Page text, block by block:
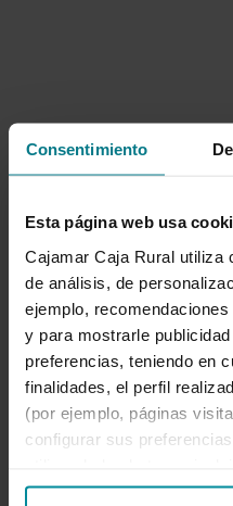
Consentimiento
Esta página web usa
Cajamar Caja Rural utiliza
de análisis, de
ejemplo,
y para mostrarle
preferencias, teniendo en
finalidades, el perfil
(por ejemplo, páginas
configurar sus
“Detalles”. También
Listado de
Sostenibilidad
1 de 7